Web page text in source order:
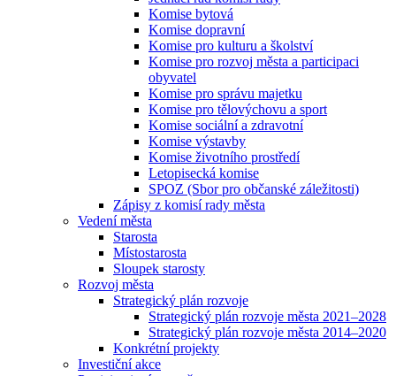
Komise bytová
Komise dopravní
Komise pro kulturu a školství
Komise pro rozvoj města a participaci
obyvatel
Komise pro správu majetku
Komise pro tělovýchovu a sport
Komise sociální a zdravotní
Komise výstavby
Komise životního prostředí
Letopisecká komise
SPOZ (Sbor pro občanské záležitosti)
Zápisy z komisí rady města
Vedení města
Starosta
Místostarosta
Sloupek starosty
Rozvoj města
Strategický plán rozvoje
Strategický plán rozvoje města 2021–2028
Strategický plán rozvoje města 2014–2020
Konkrétní projekty
Investiční akce